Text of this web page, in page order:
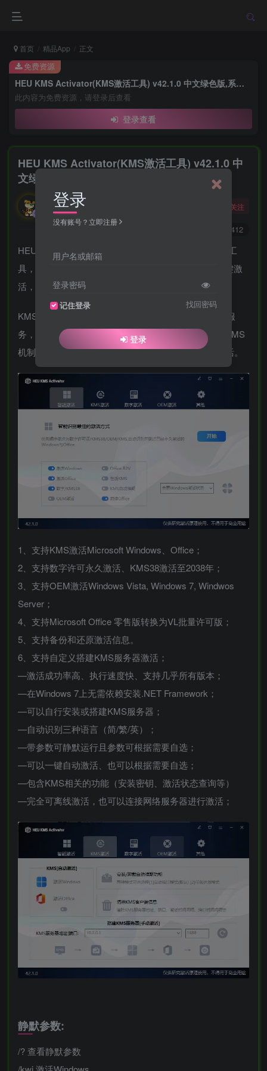
首页 精品App 正文
HEU KMS Activator(KMS激活工具) v42.1.0 中文绿色版,系统激活利器
此内容为免费资源，请登录后查看
登录查看
免费资源
HEU KMS Activator(KMS激活工具) v42.1.0 中
文绿色版,系统激活利器
勇敢的大野狼
酒醒只在花前坐，酒醉还来花下眠。
关注
5412
HEU KMS Activator，简洁高效的全能KMS/OEM激活工
具，适用所有Windows, Office版本，无需联网即可一键激
活，支持UEFI的KMS激活工具。
KMS服务是微软对Windows, Office等产品的批量许可服
务，利用KMS可以激活局域网内的产品。该工具利用KMS
机制在系统搭建KMS服务器，从而实现在线或离线激活。
1、支持KMS激活Microsoft Windows、Office；
2、支持数字许可永久激活、KMS38激活至2038年；
3、支持OEM激活Windows Vista, Windows 7, Windwos
Server；
4、支持Microsoft Office 零售版转换为VL批量许可版；
5、支持备份和还原激活信息。
6、支持自定义搭建KMS服务器激活；
—激活成功率高、执行速度快、支持几乎所有版本；
—在Windows 7上无需依赖安装.NET Framework；
—可以自行安装或搭建KMS服务器；
—自动识别三种语言（简/繁/英）；
—带参数可静默运行且参数可根据需要自选；
—可以一键自动激活、也可以根据需要自选；
—包含KMS相关的功能（安装密钥、激活状态查询等）
—完全可离线激活，也可以连接网络服务器进行激活；
静默参数:
/? 查看静默参数
登录
没有账号？立即注册
用户名或邮箱
登录密码
记住登录 找回密码
登录